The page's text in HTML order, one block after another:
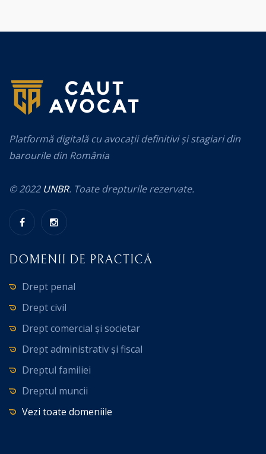
Platformă digitală cu avocații definitivi și stagiari din
barourile din România
© 2022 UNBR. Toate drepturile rezervate.
DOMENII DE PRACTICĂ
Drept penal
Drept civil
Drept comercial și societar
Drept administrativ și fiscal
Dreptul familiei
Dreptul muncii
Vezi toate domeniile